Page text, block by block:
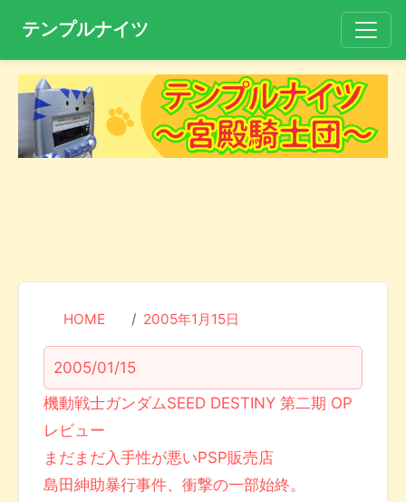
テンプルナイツ
HOME 2005年1月15日
2005/01/15
機動戦士ガンダムSEED DESTINY 第二期 OP
レビュー
まだまだ入手性が悪いPSP販売店
島田紳助暴行事件、衝撃の一部始終。